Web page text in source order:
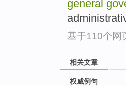
general
基于110个网
相关文章
权威例句